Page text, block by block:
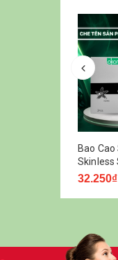
Bao
Skinless
Cái
32.250₫